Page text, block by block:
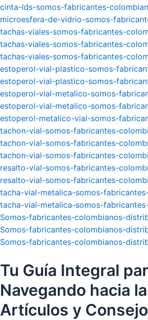
cinta-lds-somos-fabricantes-
microesfera-de-vidrio-somos-
tachas-viales-somos-fabricantes-
tachas-viales-somos-fabricantes-
tachas-viales-somos-fabricantes-
estoperol-vial-plastico-somos-
estoperol-vial-plastico-somos-
estoperol-vial-metalico-somos-
estoperol-vial-metalico-somos-
estoperol-metalico-vial-somos-
tachon-vial-somos-fabricantes-
tachon-vial-somos-fabricantes-
tachon-vial-somos-fabricantes-
resalto-vial-somos-fabricantes-
resalto-vial-somos-fabricantes-
tacha-vial-metalica-somos-
tacha-vial-metalica-somos-
Somos-fabricantes-colombianos-
Somos-fabricantes-colombianos-
Somos-fabricantes-colombianos-
Tu Guía Integral
Navegando hacia
Artículos y